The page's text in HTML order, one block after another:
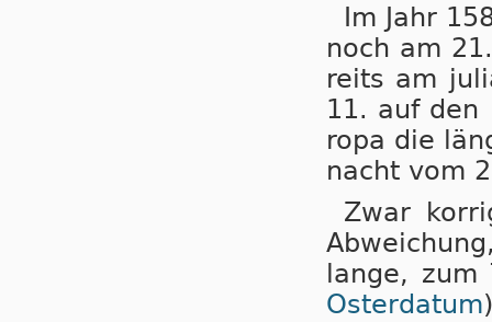
Im Jahr
noch am
reits am
11. auf den
ro­pa die
nacht vom
Zwar
lan­ge,
Os­ter­da­tum